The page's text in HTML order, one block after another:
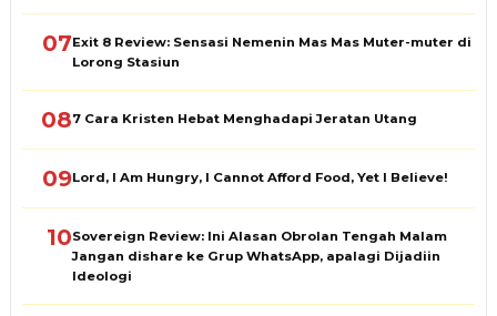
07Exit 8 Review: Sensasi Nemenin Mas Mas Muter-muter di
Lorong Stasiun
087 Cara Kristen Hebat Menghadapi Jeratan Utang
09Lord, I Am Hungry, I Cannot Afford Food, Yet I Believe!
10Sovereign Review: Ini Alasan Obrolan Tengah Malam
Jangan dishare ke Grup WhatsApp, apalagi Dijadiin
Ideologi